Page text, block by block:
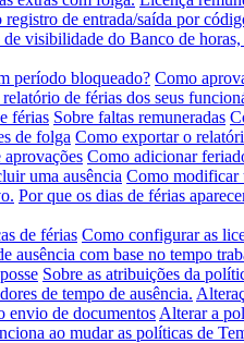
de entrada/saída por
visibilidade do Banco de
período bloqueado? Como
de férias dos seus
férias Sobre faltas remuneradas
de folga Como exportar o
aprovações Como adicionar
uma ausência Como modificar
Por que os dias de férias
de férias Como configurar as
ausência com base no tempo
Sobre as atribuições da
de tempo de ausência.
envio de documentos Alterar a
ao mudar as políticas de